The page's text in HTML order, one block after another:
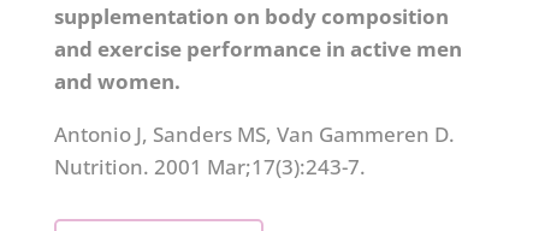
supplementation on body composition
and exercise performance in active men
and women.
Antonio J, Sanders MS, Van Gammeren D.
Nutrition. 2001 Mar;17(3):243-7.